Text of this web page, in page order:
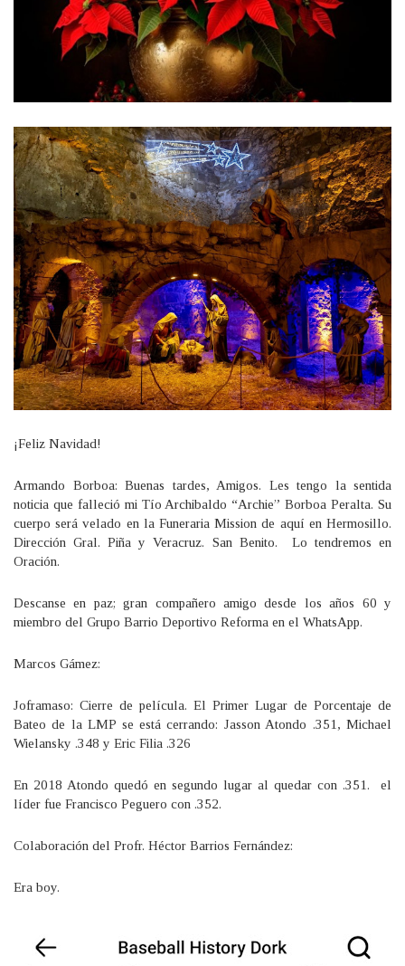
¡Feliz Navidad!
Armando Borboa: Buenas tardes, Amigos. Les tengo la sentida
noticia que falleció mi Tío Archibaldo “Archie” Borboa Peralta. Su
cuerpo será velado en la Funeraria Mission de aquí en Hermosillo.
Dirección Gral. Piña y Veracruz. San Benito. Lo tendremos en
Oración.
Descanse en paz; gran compañero amigo desde los años 60 y
miembro del Grupo Barrio Deportivo Reforma en el WhatsApp.
Marcos Gámez:
Joframaso: Cierre de película. El Primer Lugar de Porcentaje de
Bateo de la LMP se está cerrando: Jasson Atondo .351, Michael
Wielansky .348 y Eric Filia .326
En 2018 Atondo quedó en segundo lugar al quedar con .351. el
líder fue Francisco Peguero con .352.
Colaboración del Profr. Héctor Barrios Fernández:
Era boy.